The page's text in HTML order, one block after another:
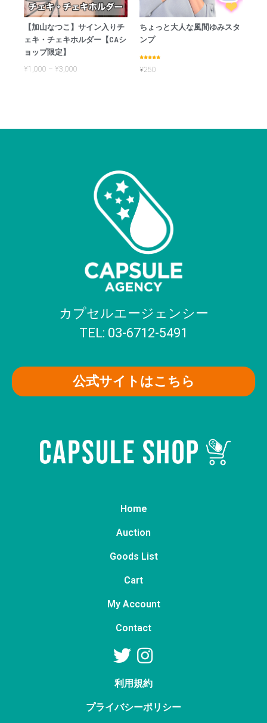
【加山なつこ】サイン入りチ
ェキ・チェキホルダー【CAシ
ョップ限定】
¥1,000 – ¥3,000
ちょっと大人な風間ゆみスタ
ンプ
5.00
out of 5
¥250
カプセルエージェンシー
TEL: 03-6712-5491
公式サイトはこちら
Home
Auction
Goods List
Cart
My Account
Contact
利用規約
プライバシーポリシー